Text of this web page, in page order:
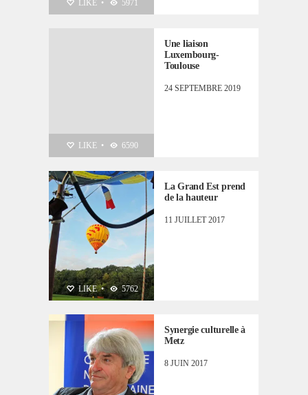
LIKE • 5971
LIKE • 6590
Une liaison
Luxembourg-
Toulouse
24 SEPTEMBRE 2019
ZOOM SUR...
LIKE • 5762
La Grand Est prend
de la hauteur
11 JUILLET 2017
ZOOM SUR...
Synergie culturelle à
Metz
8 JUIN 2017